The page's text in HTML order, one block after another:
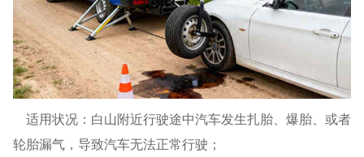
适用状况：白山附近行驶途中汽车发生扎胎、爆胎、或者
轮胎漏气，导致汽车无法正常行驶；